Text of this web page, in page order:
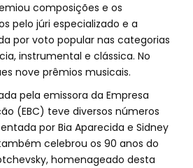
composições e os
pelo júri especializado e a
por voto popular nas categorias
instrumental e clássica. No
nove prêmios musicais.
pela emissora da Empresa
(EBC) teve diversos números
por Bia Aparecida e Sidney
celebrou os 90 anos do
homenageado desta